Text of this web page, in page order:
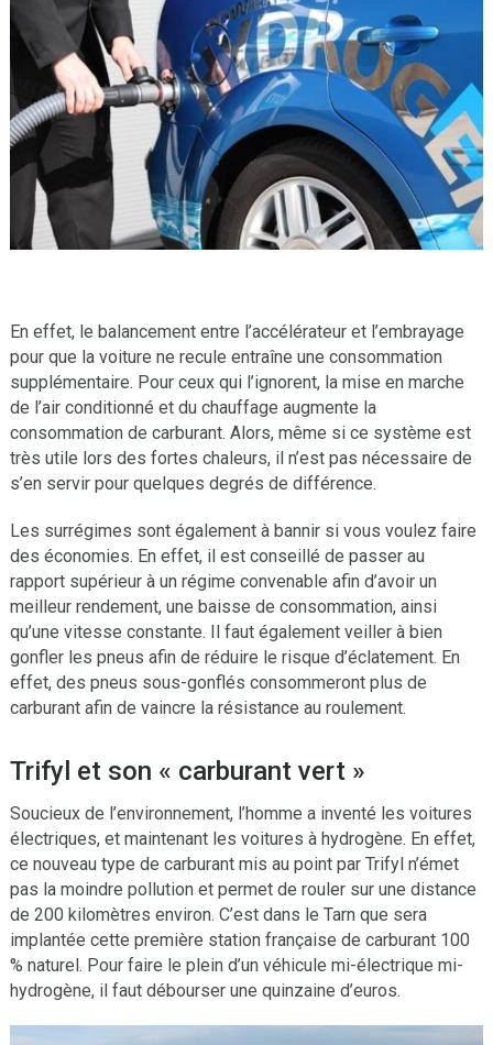
En effet, le balancement entre l’accélérateur et l’embrayage
pour que la voiture ne recule entraîne une consommation
supplémentaire. Pour ceux qui l’ignorent, la mise en marche
de l’air conditionné et du chauffage augmente la
consommation de carburant. Alors, même si ce système est
très utile lors des fortes chaleurs, il n’est pas nécessaire de
s’en servir pour quelques degrés de différence.
Les surrégimes sont également à bannir si vous voulez faire
des économies. En effet, il est conseillé de passer au
rapport supérieur à un régime convenable afin d’avoir un
meilleur rendement, une baisse de consommation, ainsi
qu’une vitesse constante. Il faut également veiller à bien
gonfler les pneus afin de réduire le risque d’éclatement. En
effet, des pneus sous-gonflés consommeront plus de
carburant afin de vaincre la résistance au roulement.
Trifyl et son « carburant vert »
Soucieux de l’environnement, l’homme a inventé les voitures
électriques, et maintenant les voitures à hydrogène. En effet,
ce nouveau type de carburant mis au point par Trifyl n’émet
pas la moindre pollution et permet de rouler sur une distance
de 200 kilomètres environ. C’est dans le Tarn que sera
implantée cette première station française de carburant 100
% naturel. Pour faire le plein d’un véhicule mi-électrique mi-
hydrogène, il faut débourser une quinzaine d’euros.